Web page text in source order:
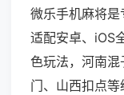
微乐手机麻将是
适配安卓、iOS
色玩法，河南
门、山西扣点